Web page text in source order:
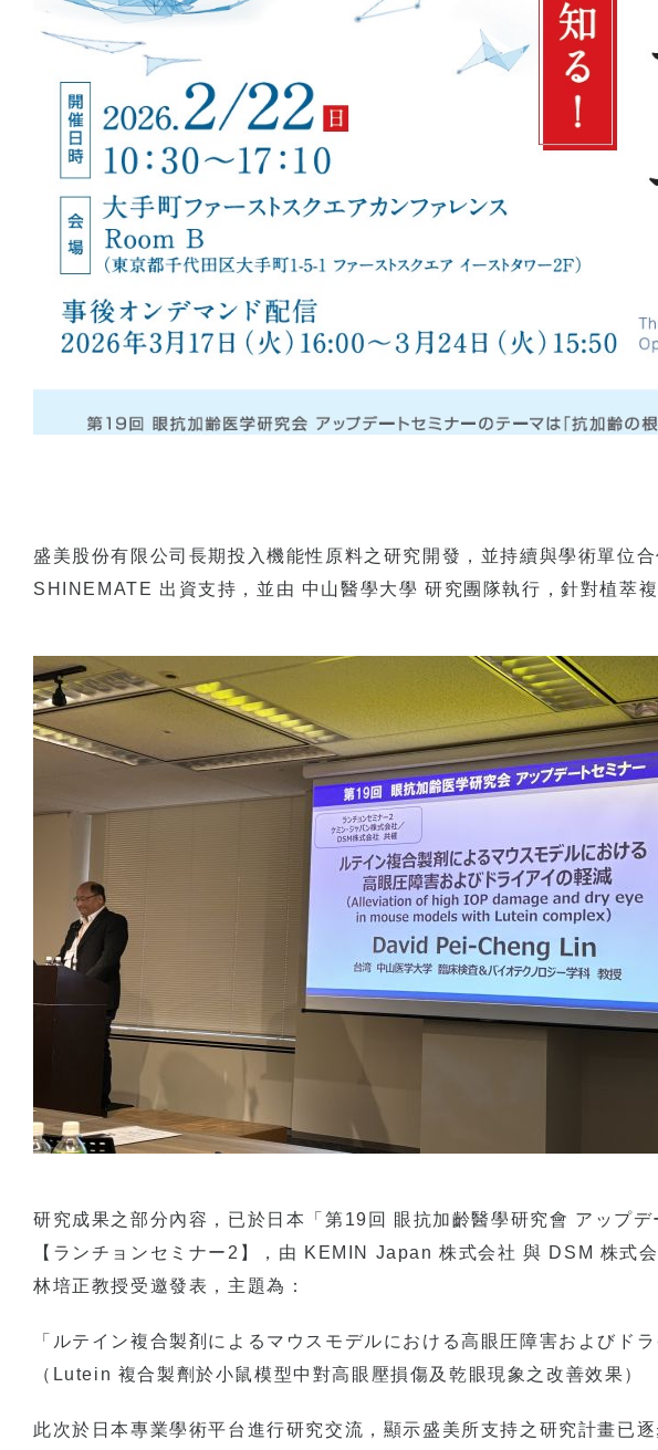
盛美股份有限公司長期投入機能性原料之研究開發，並持續與學術單位
SHINEMATE 出資支持，並由 中山醫學大學 研究團隊執行，針對植萃
研究成果之部分內容，已於日本「第19回 眼抗加齡醫學研究會 アップ
【ランチョンセミナー2】，由 KEMIN Japan 株式会社 與 DSM 株式
林培正教授受邀發表，主題為：
「ルテイン複合製剤によるマウスモデルにおける高眼圧障害およびドラ
（Lutein 複合製劑於小鼠模型中對高眼壓損傷及乾眼現象之改善效果）
此次於日本專業學術平台進行研究交流，顯示盛美所支持之研究計畫已